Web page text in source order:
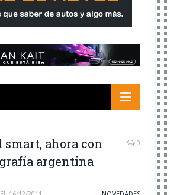
smart, ahora con
argentina
0